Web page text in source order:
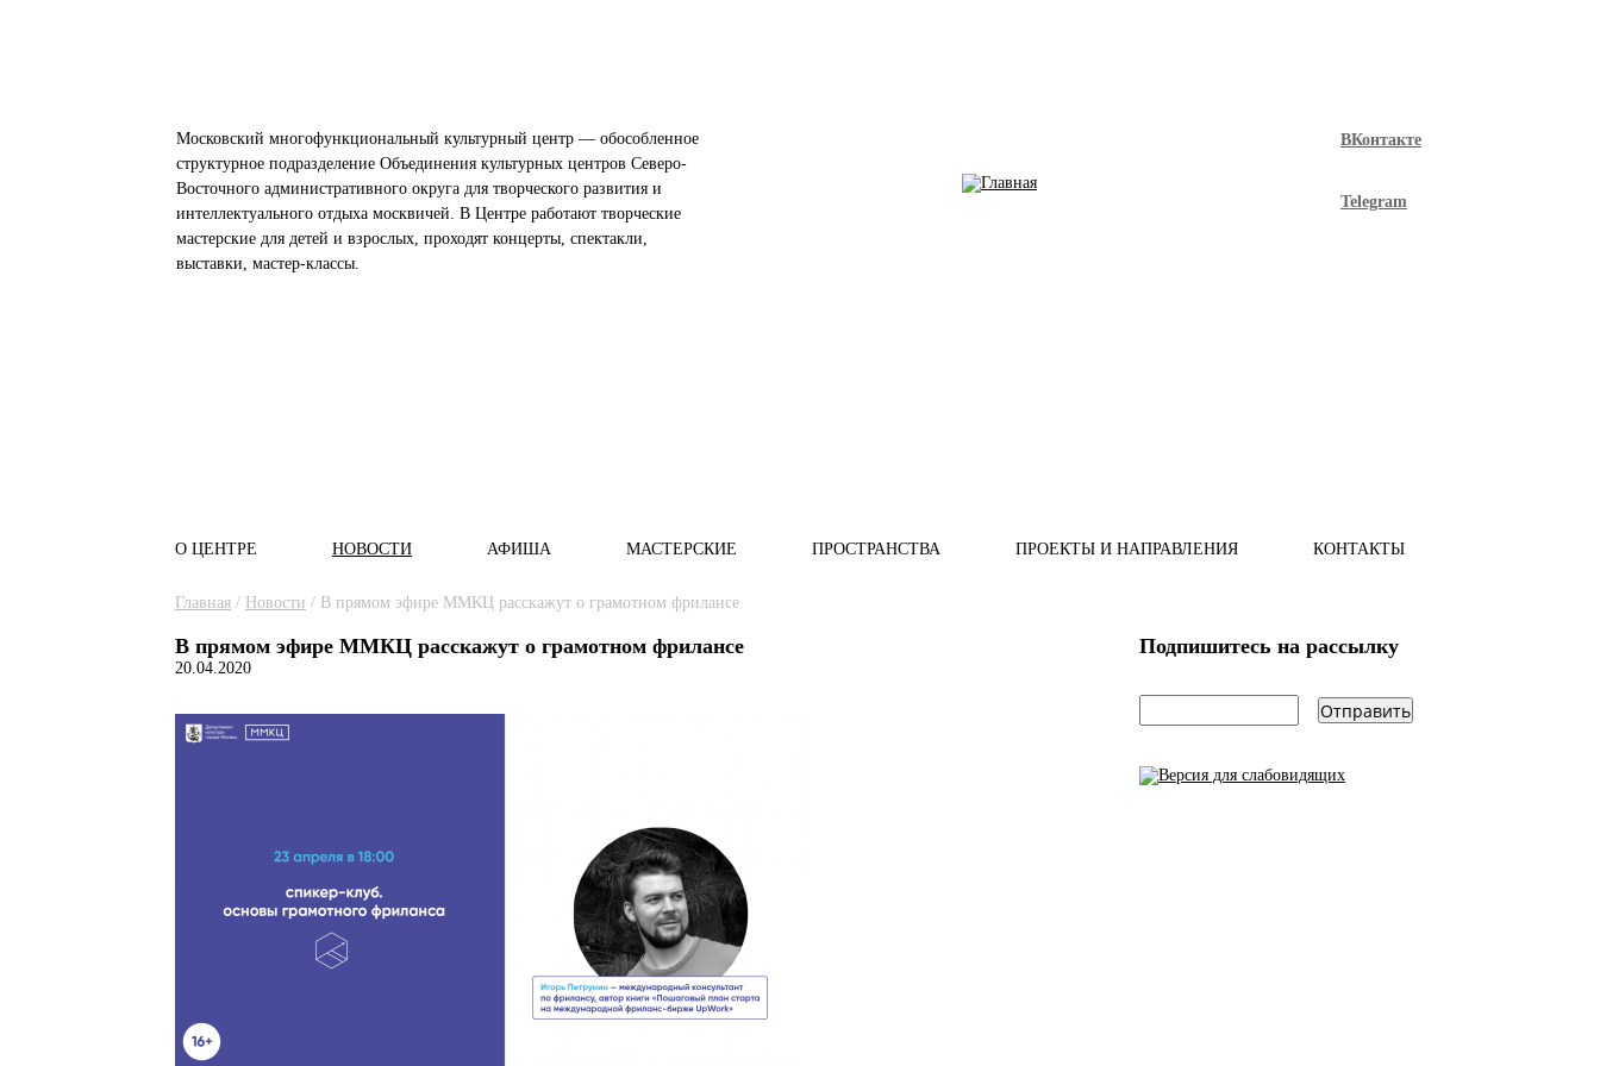
Московский многофункциональный культурный центр — обособленное
структурное подразделение Объединения культурных центров Северо-
Восточного административного округа для творческого развития и
интеллектуального отдыха москвичей. В Центре работают творческие
мастерские для детей и взрослых, проходят концерты, спектакли,
выставки, мастер-классы.
ВКонтакте
Telegram
Главное меню
О ЦЕНТРЕ НОВОСТИ АФИША МАСТЕРСКИЕ ПРОСТРАНСТВА ПРОЕКТЫ И НАПРАВЛЕНИЯ КОНТАКТЫ
Вы здесь
Главная / Новости / В прямом эфире ММКЦ расскажут о грамотном фрилансе
В прямом эфире ММКЦ расскажут о грамотном фрилансе
20.04.2020
Подпишитесь на рассылку